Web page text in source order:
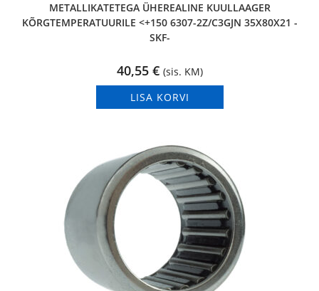
METALLIKATETEGA ÜHEREALINE KUULLAAGER
KÕRGTEMPERATUURILE <+150 6307-2Z/C3GJN 35X80X21 -
SKF-
40,55 € (sis. KM)
LISA KORVI